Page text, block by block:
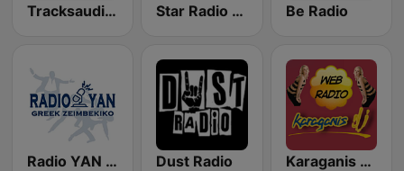
Tracksaudio - 80s Music Star Radio Greece Be Radio
Radio YAN Greek Zeimbekiko Dust Radio Karaganis DJ